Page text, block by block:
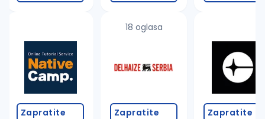
Zapratite
18 oglasa
Zapratite Zapratite